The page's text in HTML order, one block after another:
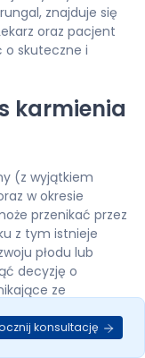
znajduje się
oraz pacjent
o skuteczne i
karmienia
(z wyjątkiem
w okresie
przenikać przez
z tym istnieje
płodu lub
decyzję o
ze
konsultację